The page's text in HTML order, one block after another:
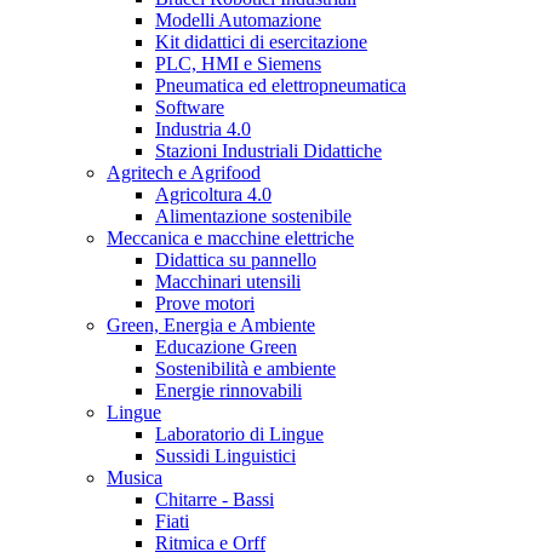
Modelli Automazione
Kit didattici di esercitazione
PLC, HMI e Siemens
Pneumatica ed elettropneumatica
Software
Industria 4.0
Stazioni Industriali Didattiche
Agritech e Agrifood
Agricoltura 4.0
Alimentazione sostenibile
Meccanica e macchine elettriche
Didattica su pannello
Macchinari utensili
Prove motori
Green, Energia e Ambiente
Educazione Green
Sostenibilità e ambiente
Energie rinnovabili
Lingue
Laboratorio di Lingue
Sussidi Linguistici
Musica
Chitarre - Bassi
Fiati
Ritmica e Orff